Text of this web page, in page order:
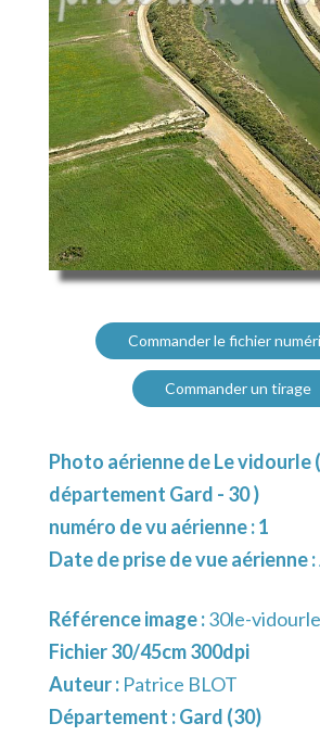
Commander le fichier
Commander un tirage
Photo aérienne de Le vidourle (
département Gard - 30 )
numéro de vu aérienne : 1
Date de prise de vue aérienne :
Référence image :30le-
Fichier 30/45cm 300dpi
Auteur : Patrice BLOT
Département :Gard (30)